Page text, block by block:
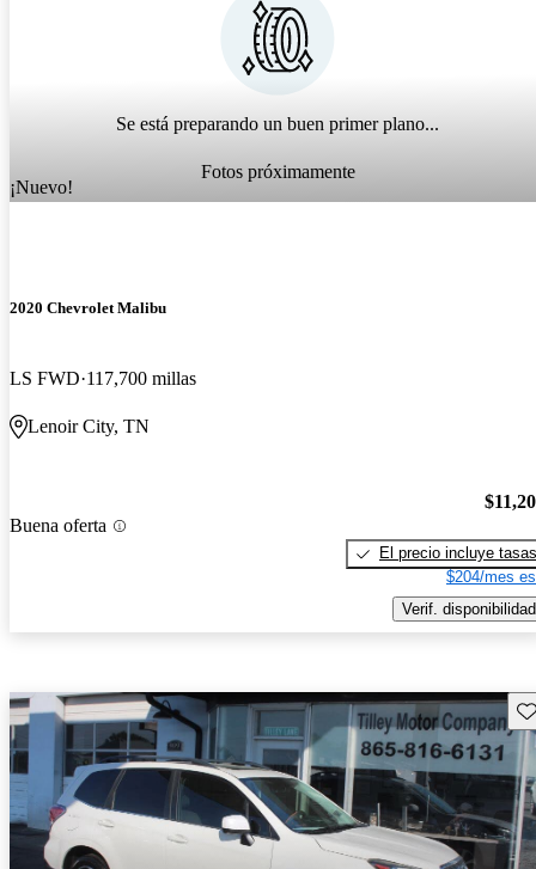
Se está preparando un buen primer plano...
Fotos próximamente
¡Nuevo!
2020 Chevrolet Malibu
LS FWD 117,700 millas
Lenoir City, TN
Buena oferta
El precio incluye tasas
$204/mes
Verif. disponibilidad